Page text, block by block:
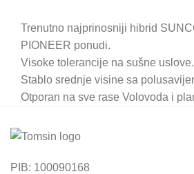
Trenutno najprinosniji hibrid
PIONEER ponudi.
Visoke tolerancije na sušne uslove.
Stablo srednje visine sa
Otporan na sve rase Volovoda i
PIB: 100090168